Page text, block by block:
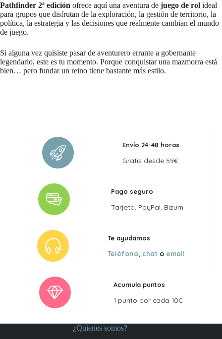
Pathfinder 2ª edición ofrece aquí una aventura de juego de rol ideal
para grupos que disfrutan de la exploración, la gestión de territorio, la
política, la estrategia y las decisiones que realmente cambian el mundo
de juego.
Si alguna vez quisiste pasar de aventurero errante a gobernante
legendario, este es tu momento. Porque conquistar una mazmorra está
bien… pero fundar un reino tiene bastante más estilo.
Envío 24-48 horas
Gratis desde 59€
Pago seguro
Tarjeta, PayPal, Bizum
Te ayudamos
Teléfono, chat o email
Acumula puntos
1 punto por cada 10€
¿Quienes somos?